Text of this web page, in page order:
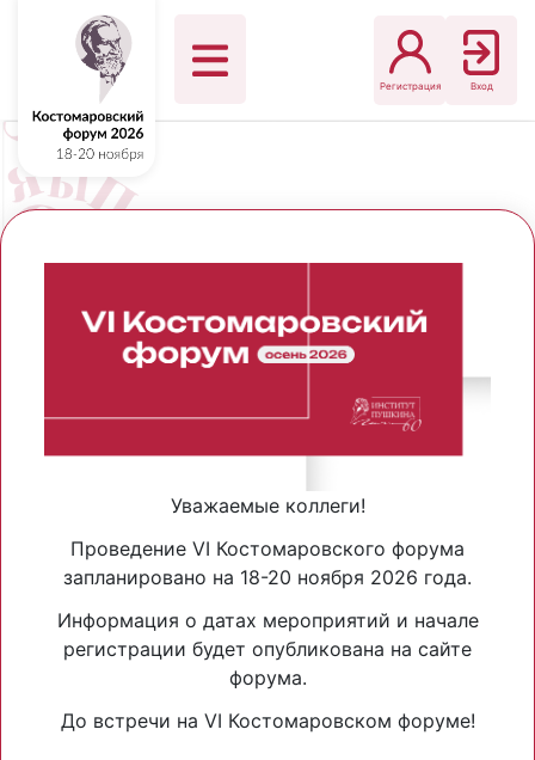
Регистрация Вход
Уважаемые коллеги!
Проведение VI Костомаровского форума
запланировано на 18-20 ноября 2026 года.
Информация о датах мероприятий и начале
регистрации будет опубликована на сайте
форума.
До встречи на VI Костомаровском форуме!